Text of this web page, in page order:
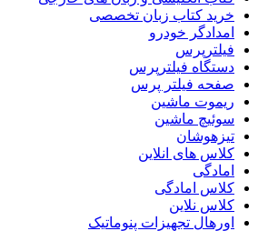
خرید کتاب زبان تخصصی
امدادگر خودرو
فیلترپرس
دستگاه فیلترپرس
صفحه فیلتر پرس
ریموت ماشین
سوئیچ ماشین
تیزهوشان
کلاس های انلاین
امادگی
کلاس امادگی
کلاس نلاین
اورهال تجهیزات پنوماتیک